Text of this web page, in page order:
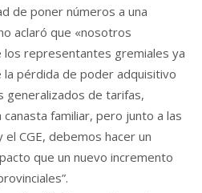
de poner números a una
aclaró que «nosotros
los representantes gremiales ya
pérdida de poder adquisitivo
generalizados de tarifas,
familiar, pero junto a las
CGE, debemos hacer un
que un nuevo incremento